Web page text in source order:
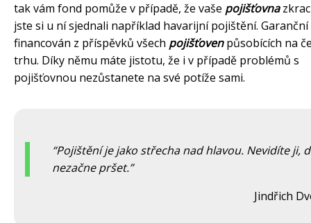
tak vám fond pomůže v případě, že vaše pojišťovna
jste si u ní sjednali například havarijní pojištění.
financován z příspěvků všech pojišťovenpůsobících na
trhu. Díky němu máte jistotu, že i v případě problémů s
pojišťovnou nezůstanete na své potíže sami.
Pojištění je jako střecha nad hlavou. Nevidíte ji,
nezačne pršet.
Jindřich